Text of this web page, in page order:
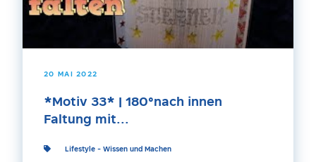
20 MAI 2022
*Motiv 33* | 180°nach innen
Faltung mit...
Lifestyle - Wissen und Machen